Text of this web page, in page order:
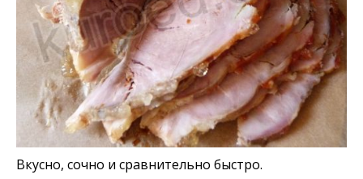
Вкусно, сочно и сравнительно быстро.